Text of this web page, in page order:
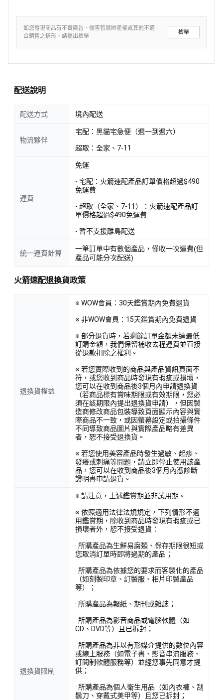
如您發現商品有不實廣告、侵害智慧財產權或其他不適
合銷售之情形，請提出檢舉
檢舉
配送說明
配送方式 境內配送
物流夥伴
宅配：黑貓宅急便（週一到週六）
超取：全家、7-11
運費
免運
- 宅配：火箭速配產品訂單價格超過$490
免運費
- 超取（全家、7-11）：火箭速配產品訂
單價格超過$490免運費
- 暫不支援離島配送
統一運費計算
一筆訂單中有數個產品，僅收一次運費(但
產品可能分次配送)
火箭速配退換貨政策
退換貨權益
※ WOW會員：30天鑑賞期內免費退貨
※ 非WOW會員：15天鑑賞期內免費退貨
※ 部分退貨時，若剩餘訂單金額未達最低
訂購金額，我們保留補收去程運費並直接
從退款扣除之權利。
※ 若您實際收到的商品與產品資訊頁面不
符，或您收到商品時發現有瑕疵或損壞，
您可以在收到商品後3個月內申請退換貨
（若商品標有賞味期限或有效期限，您必
須在該期限內提出退換貨申請），但因製
造商修改商品包裝導致頁面顯示內容與實
際商品不一致，或因螢幕設定或拍攝條件
不同導致商品圖片與實際產品略有差異
者，恕不接受退換貨。
※ 若您使用美容產品時發生過敏、起疹、
發癢或刺痛等問題，請立即停止使用該產
品，您可以在收到商品後3個月內憑診斷
證明書申請退貨。
退換貨限制
※ 請注意，上述鑑賞期並非試用期。
※ 依照適用法律法規規定，下列情形不適
用鑑賞期，除收到商品時發現有瑕疵或已
損壞者外，恕不接受退貨：
· 所購產品為生鮮易腐類、保存期限很短或
您取消訂單時即將過期的產品；
· 所購產品為依據您的要求而客製化的產品
（如刻製印章、訂製服、相片印製產品
等）；
· 所購產品為報紙、期刊或雜誌；
· 所購產品為影音商品或電腦軟體（如
CD、DVD等）且已拆封；
· 所購產品為非以有形媒介提供的數位內容
或線上服務（如電子書、影音串流服務、
訂閱制軟體服務等）並經您事先同意才提
供；
· 所購產品為個人衛生用品（如內衣褲、刮
鬍刀、穿戴式美甲等）且您已拆封；